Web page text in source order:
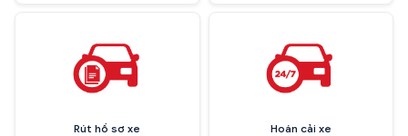
Rút hồ sơ xe
Hoán cải xe